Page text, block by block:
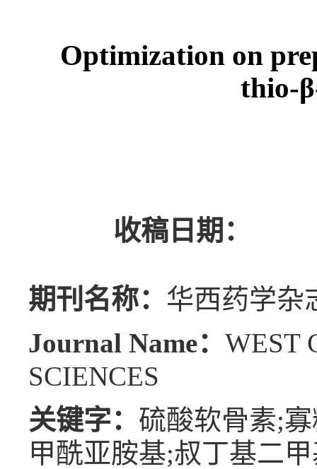
Optimization on
thio-
收稿日期：
期刊名称： 华西药学杂
Journal Name： WEST
SCIENCES
关键字： 硫酸软骨素;
甲酰亚胺基;叔丁基二